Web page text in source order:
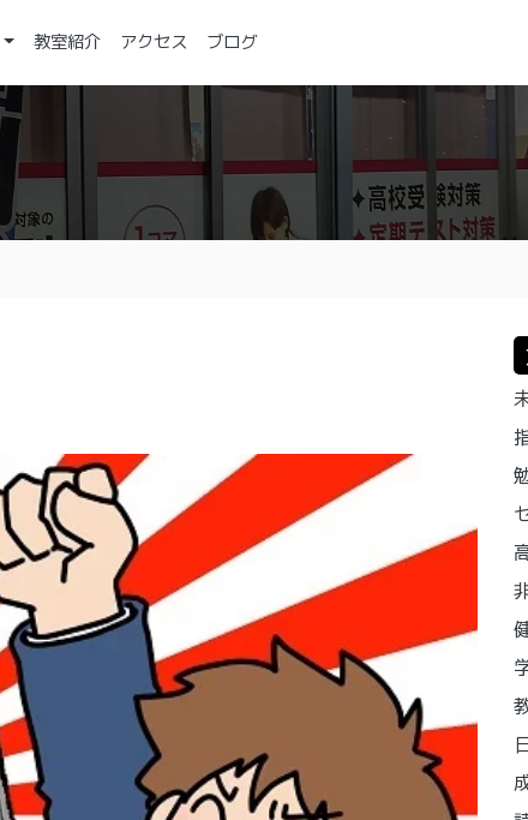
教室紹介 アクセス ブログ